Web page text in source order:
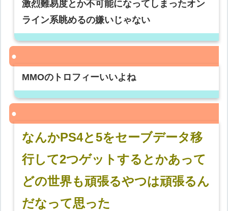
激烈難易度とか不可能になってしまったオン
ライン系眺めるの嫌いじゃない
MMOのトロフィーいいよね
なんかPS4と5をセーブデータ移
行して2つゲットするとかあって
どの世界も頑張るやつは頑張るん
だなって思った